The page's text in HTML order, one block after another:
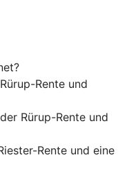
Rente und
Rürup-Rente und
Rente und eine